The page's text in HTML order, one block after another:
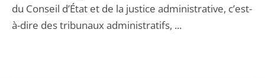
du Conseil d’État et de la justice administrative, c’est-
à-dire des tribunaux administratifs, ...